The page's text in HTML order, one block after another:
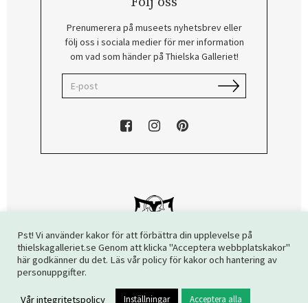
Prenumerera på museets nyhetsbrev eller
följ oss i sociala medier för mer information
om vad som händer på Thielska Galleriet!
Copyright © 2026 Thielska Galleriet. Alla rättigheter reserverade.
Pst! Vi använder kakor för att förbättra din upplevelse på
thielskagalleriet.se Genom att klicka "Acceptera webbplatskakor"
här godkänner du det. Läs vår policy för kakor och hantering av
personuppgifter.
Vår integritetspolicy Inställningar Acceptera alla